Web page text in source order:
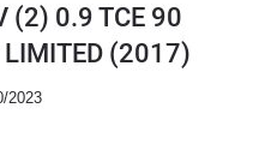
(2) 0.9 TCE 90
LIMITED (2017)
2023